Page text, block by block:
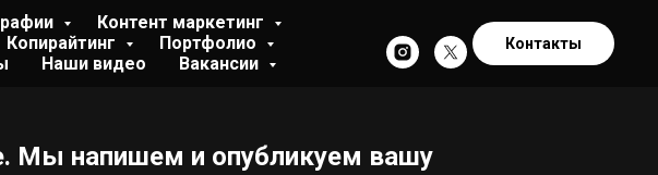
Контент маркетинг
Копирайтинг
Портфолио
Наши видео Вакансии
Контакты
Мы напишем и опубликуем вашу